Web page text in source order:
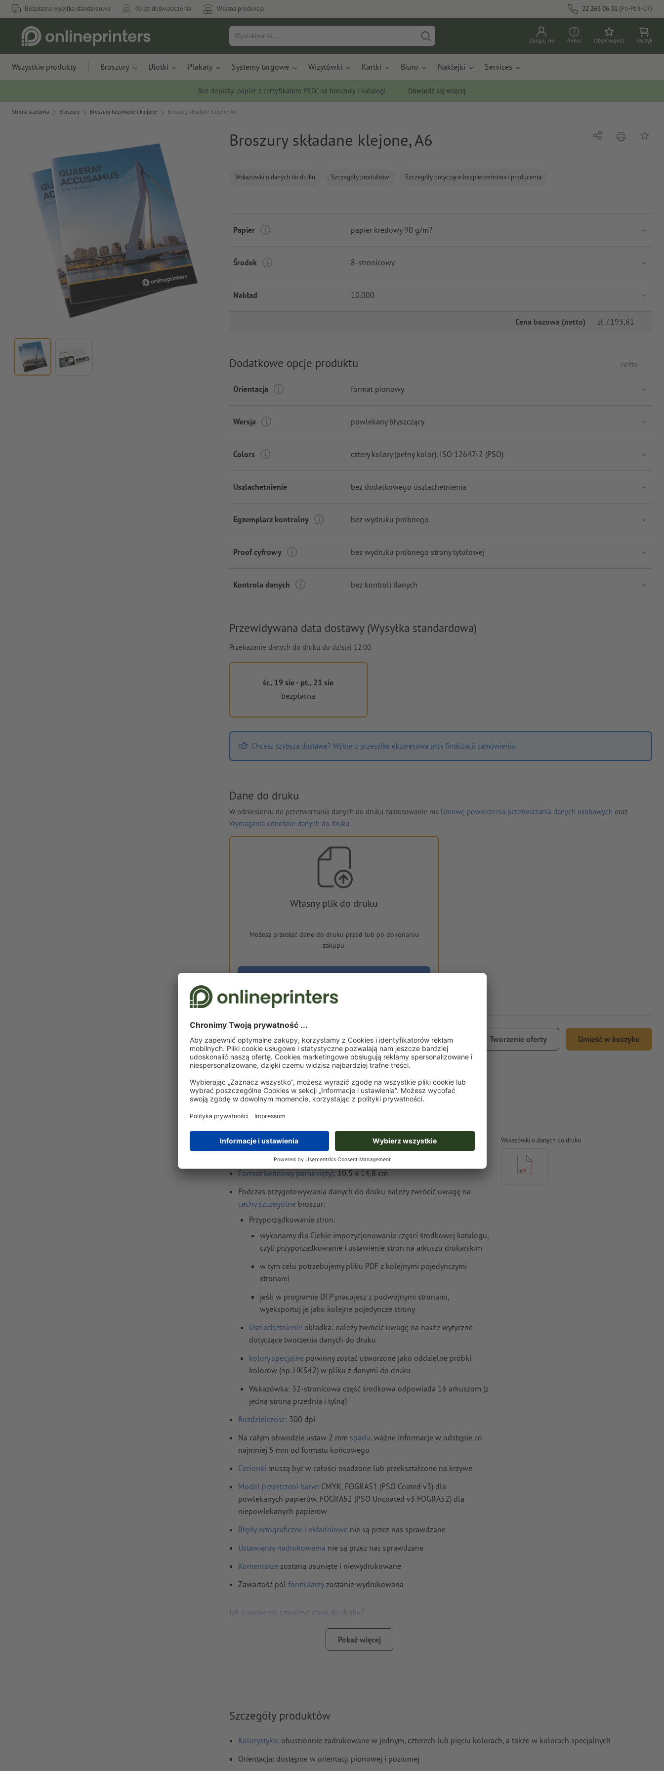
Bezpłatna wysyłka standardowa 40 lat doświadczenia Własna produkcja 22 263 06 31 (Pn-Pt 8-17)
Zaloguj się Pomoc Obserwujesz Koszyk
Wszystkie produkty Broszury Ulotki Plakaty Systemy targowe Wizytówki Kartki Biuro Naklejki Services
Bez dopłaty: papier z certyfikatem PEFC na broszury i katalogi. Dowiedz się więcej
Strona startowa Broszury Broszury falcowane i klejone Broszury składane klejone, A6
Broszury składane klejone, A6
Wskazówki o danych do druku Szczegóły produktów Szczegóły dotyczące bezpieczeństwa i producenta
UdostępnijNacisnąćDo
Papier papier kredowy 90 g/m?
Środek 8-stronicowy
Nakład 10.000
Cena bazowa (netto) zł 7.193,61
Dodatkowe opcje produktu netto
Orientacja format pionowy
Wersja powlekany błyszczący
Colors cztery kolory (pełny kolor), ISO 12647-2 (PSO)
Uszlachetnienie bez dodatkowego uszlachetnienia
Egzemplarz kontrolny bez wydruku próbnego
Proof cyfrowy bez wydruku próbnego strony tytułowej
Kontrola danych bez kontroli danych
Przewidywana data dostawy (Wysyłka standardowa)
Przekazanie danych do druku do dzisiaj 12:00
śr., 19 sie - pt., 21 sie
bezpłatna
Chcesz szybsza dostawe? Wybierz przesylke ekspresowa przy finalizacji zamówienia.
Dane do druku
W odniesieniu do przetwarzania danych do druku zastosowanie ma Umowę powierzenia przetwarzania danych osobowych oraz
Wymagania odnośnie danych do druku
Własny plik do druku
Możesz przesłać dane do druku przed lub po dokonaniu
zakupu.
netto
zł 7.193,61
wraz z podatkiem VAT (23)
zł 8.848,14 Tworzenie oferty Umieść w koszyku
śr., 19 sie - pt., 21 sie
Waga: ok.60,9 kg
Wskazówki o danych do druku Broszury składane
klejone, A6
Format końcowy (zamknięty): 10,5 x 14,8 cm
Podczas przygotowywania danych do druku należy zwrócić uwagę na
cechy szczególne broszur:
Przyporządkowanie stron:
wykonamy dla Ciebie impozycjonowanie części środkowej katalogu,
czyli przyporządkowanie i ustawienie stron na arkuszu drukarskim
w tym celu potrzebujemy pliku PDF z kolejnymi pojedynczymi
stronami
jeśli w programie DTP pracujesz z podwójnymi stronami,
wyeksportuj je jako kolejne pojedyncze strony
Uszlachetnienie okładka: należy zwrócić uwagę na nasze wytyczne
dotyczące tworzenia danych do druku
kolory specjalne powinny zostać utworzone jako oddzielne próbki
kolorów (np. HKS42) w pliku z danymi do druku
Wskazówka: 32-stronicowa część środkowa odpowiada 16 arkuszom (z
jedną stroną przednią i tylną)
Rozdzielczość: 300 dpi
Na całym obwodzie ustaw 2 mm spadu, ważne informacje w odstępie co
najmniej 5 mm od formatu końcowego
Czcionki muszą być w całości osadzone lub przekształcone na krzywe
Model przestrzeni barw: CMYK, FOGRA51 (PSO Coated v3) dla
powlekanych papierów, FOGRA52 (PSO Uncoated v3 FOGRA52) dla
niepowlekanych papierów
Błędy ortograficzne i składniowe nie są przez nas sprawdzane
Ustawienia nadrukowania nie są przez nas sprawdzane
Komentarze zostaną usunięte i niewydrukowane
Zawartość pól formularzy zostanie wydrukowana
Jak poprawnie utworzyć dane do druku?
Pokaż więcej
Wskazówki o danych do druku
Szczegóły produktów
Kolorystyka: obustronnie zadrukowane w jednym, czterech lub pięciu kolorach, a także w kolorach specjalnych
Orientacja: dostępne w orientacji pionowej i poziomej